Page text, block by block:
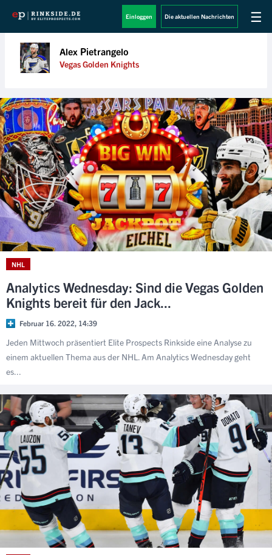
☰
Die aktuellen Nachrichten
Einloggen
Alex Pietrangelo
Vegas Golden Knights
NHL
Analytics Wednesday: Sind die Vegas Golden
Knights bereit für den Jack...
Februar 16. 2022, 14:39
Jeden Mittwoch präsentiert Elite Prospects Rinkside eine Analyse zu
einem aktuellen Thema aus der NHL. Am Analytics Wednesday geht
es...